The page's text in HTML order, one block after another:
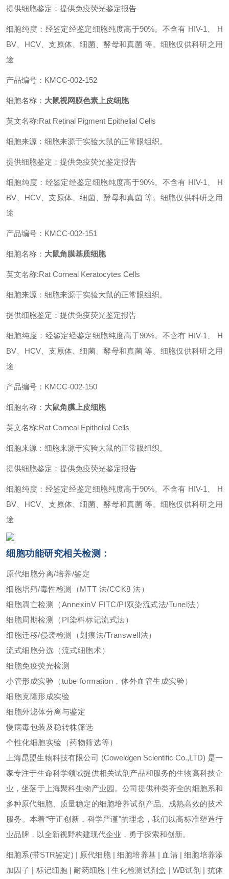
提供细胞鉴定：提供免疫荧光鉴定报告
细胞纯度：经鉴定经鉴定细胞纯度高于90%。不含有 HIV-1、 H
BV、HCV、支原体、细菌、酵母和真菌 等。细胞仅供科研之用
途
产品编号：KMCC-002-152
细胞名称： 大鼠视网膜色素上皮细胞
英文名称:Rat Retinal Pigment Epithelial Cells
细胞来源：细胞来源于实验大鼠的正常眼组织。
提供细胞鉴定：提供免疫荧光鉴定报告
细胞纯度：经鉴定经鉴定细胞纯度高于90%。不含有 HIV-1、 H
BV、HCV、支原体、细菌、酵母和真菌 等。细胞仅供科研之用
途
产品编号：KMCC-002-151
细胞名称： 大鼠角膜基质细胞
英文名称:Rat Corneal Keratocytes Cells
细胞来源：细胞来源于实验大鼠的正常眼组织。
提供细胞鉴定：提供免疫荧光鉴定报告
细胞纯度：经鉴定经鉴定细胞纯度高于90%。不含有 HIV-1、 H
BV、HCV、支原体、细菌、酵母和真菌 等。细胞仅供科研之用
途
产品编号：KMCC-002-150
细胞名称： 大鼠角膜上皮细胞
英文名称:Rat Corneal Epithelial Cells
细胞来源：细胞来源于实验大鼠的正常眼组织。
提供细胞鉴定：提供免疫荧光鉴定报告
细胞纯度：经鉴定经鉴定细胞纯度高于90%。不含有 HIV-1、 H
BV、HCV、支原体、细菌、酵母和真菌 等。细胞仅供科研之用
途
细胞功能研究相关检测：
原代细胞分离/培养/鉴定
细胞增殖/毒性检测（MTT 法/CCK8 法）
细胞凋亡检测（AnnexinV FITC/PI双染流式法/Tunel法）
细胞周期检测（PI染料标记流式法）
细胞迁移/侵袭检测（划痕法/Transwell法）
流式细胞分选（流式细胞术）
细胞免疫荧光检测
小管形成实验（tube formation，体外血管生成实验）
细胞克隆形成实验
细胞外泌体分离与鉴定
慢病毒包装及稳转株筛选
个性化细胞实验（药物筛选等）
上海昆盟生物科技有限公司 (Coweldgen Scientific Co.,LTD) 是一
家专注于生命科学领域提供相关试剂产品和服务的生物高科技企
业，坐落于上海聚科生物产业园。公司提供种类齐全的细胞系和
多种原代细胞、质量稳定的细胞培养试剂产品、成熟高效的技术
服务。本着“守正创新，科学严谨"的理念，我们以高标准塑造行
业品牌，以全新视野构建现代企业，勇于探索和创新。
细胞系(带STR鉴定) | 原代细胞 | 细胞培养基 | 血清 | 细胞培养添
加因子 | 标记细胞 | 耐药细胞 | 生化检测试剂盒 | WB试剂 | 抗体